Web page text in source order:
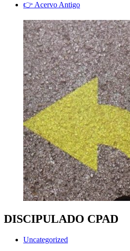
👉 Acervo Antigo
DISCIPULADO CPAD
Uncategorized